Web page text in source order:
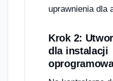
uprawnienia dla
Krok 2:
dla instalacji